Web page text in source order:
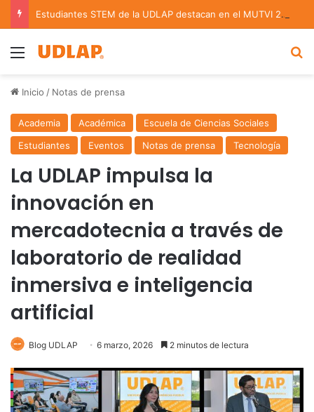
Estudiantes STEM de la UDLAP destacan en el MUTVI 2026
Menu
Inicio / Notas de prensa
Academia Académica
Escuela de Ciencias Sociales
Estudiantes
Eventos Notas de prensa Tecnología
La UDLAP impulsa la
innovación en
mercadotecnia a través de
laboratorio de realidad
inmersiva e inteligencia
artificial
Blog UDLAP 6 marzo, 2026 2 minutos de lectura